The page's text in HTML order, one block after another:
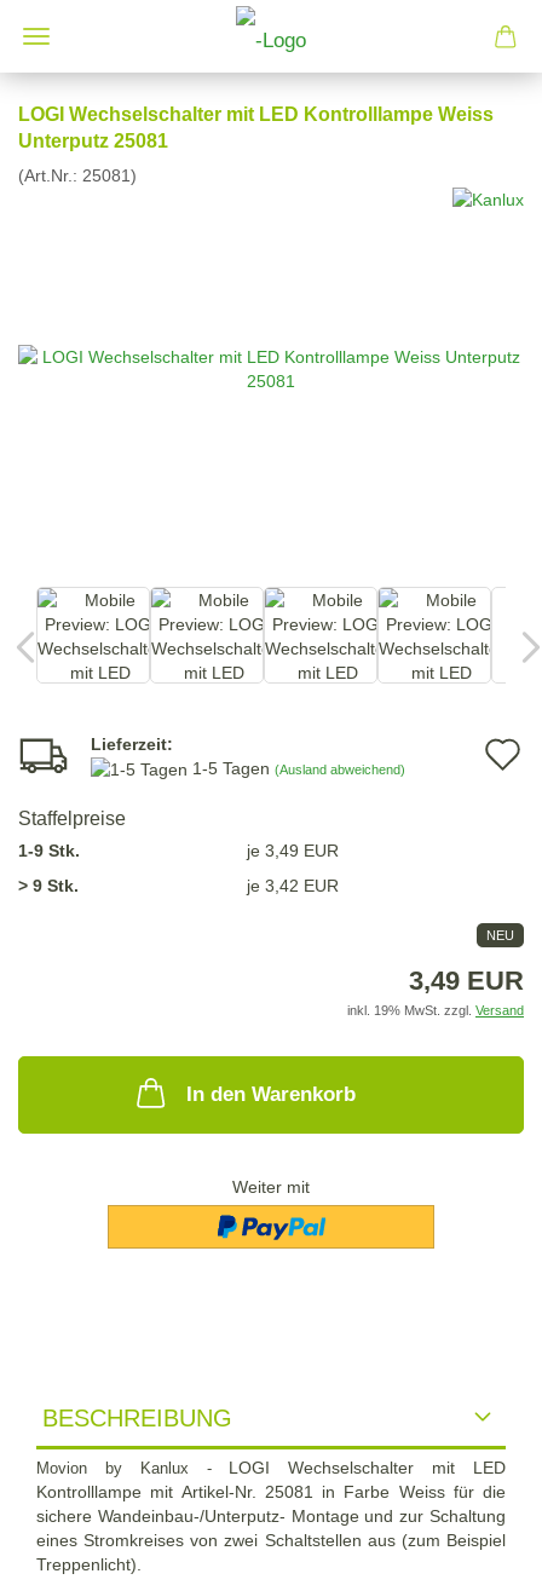
LOGI Wechselschalter mit LED Kontrolllampe Weiss
Unterputz 25081
(Art.Nr.: 25081)
Lieferzeit:
1-5 Tagen (Ausland abweichend)
Staffelpreise
1-9 Stk.
je 3,49 EUR
> 9 Stk.
je 3,42 EUR
NEU
3,49 EUR
inkl. 19% MwSt. zzgl. Versand
In den Warenkorb
Weiter mit
BESCHREIBUNG
Movion by Kanlux - LOGI Wechselschalter mit LED
Kontrolllampe mit Artikel-Nr. 25081 in Farbe Weiss für die
sichere Wandeinbau-/Unterputz- Montage und zur Schaltung
eines Stromkreises von zwei Schaltstellen aus (zum Beispiel
Treppenlicht).